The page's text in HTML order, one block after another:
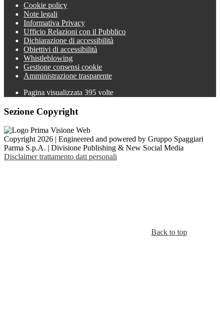
Cookie policy
Note legali
Informativa Privacy
Ufficio Relazioni con il Pubblico
Dichiarazione di accessibilità
Obiettivi di accessibilità
Whistleblowing
Gestione consensi cookie
Amministrazione trasparente
Pagina visualizzata 395 volte
Sezione Copyright
Copyright 2026 | Engineered and powered by Gruppo Spaggiari
Parma S.p.A. | Divisione Publishing & New Social Media
Disclaimer trattamento dati personali
Back to top